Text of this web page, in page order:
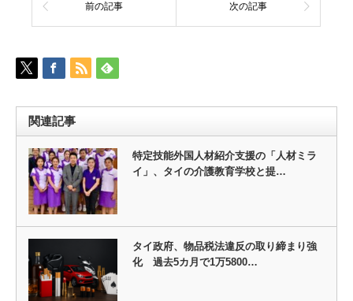
前の記事 次の記事
関連記事
特定技能外国人材紹介支援の「人材ミラ
イ」、タイの介護教育学校と提…
タイ政府、物品税法違反の取り締まり強
化 過去5カ月で1万5800…